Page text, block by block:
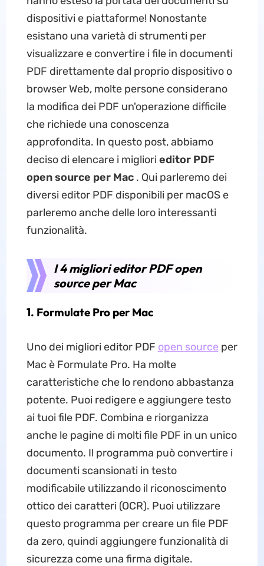
dispositivi e piattaforme! Nonostante
esistano una varietà di strumenti per
visualizzare e convertire i file in documenti
PDF direttamente dal proprio dispositivo o
browser Web, molte persone considerano
la modifica dei PDF un'operazione difficile
che richiede una conoscenza
approfondita. In questo post, abbiamo
deciso di elencare i migliorieditor PDF
open source per Mac. Qui parleremo dei
diversi editor PDF disponibili per macOS e
parleremo anche delle loro interessanti
funzionalità.
I 4 migliori editor PDF open
source per Mac
1. Formulate Pro per Mac
Uno dei migliori editor PDF open source per
Mac è Formulate Pro. Ha molte
caratteristiche che lo rendono abbastanza
potente. Puoi redigere e aggiungere testo
ai tuoi file PDF. Combina e riorganizza
anche le pagine di molti file PDF in un unico
documento. Il programma può convertire i
documenti scansionati in testo
modificabile utilizzando il riconoscimento
ottico dei caratteri (OCR). Puoi utilizzare
questo programma per creare un file PDF
da zero, quindi aggiungere funzionalità di
sicurezza come una firma digitale.